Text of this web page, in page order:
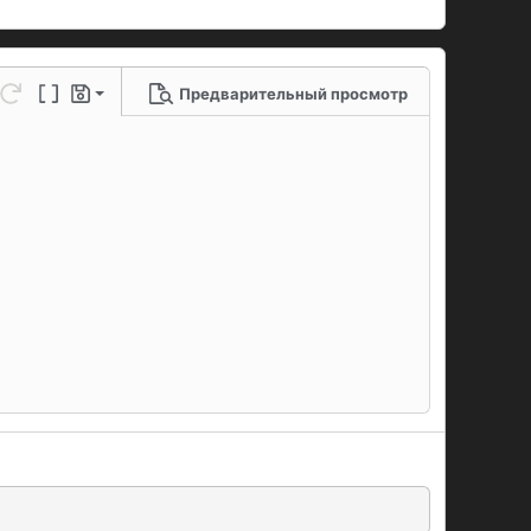
линию
Повторить
Переключение BB-кодов
Черновики Предварительный просмотр